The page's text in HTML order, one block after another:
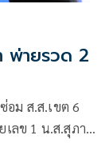
พ่ายรวด 2
อม ส.ส.เขต 6
เลข 1 น.ส.สุภา